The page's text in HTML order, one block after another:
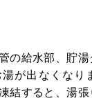
の給水部、貯
が出なくなり
結すると、湯